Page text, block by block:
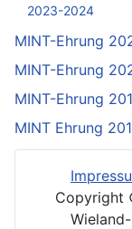
2023-2024
MINT-Ehrung
MINT-Ehrung
MINT-Ehrung
MINT Ehrung
Copyright